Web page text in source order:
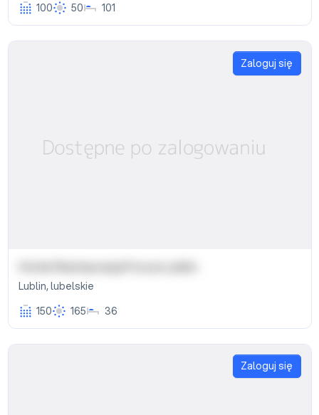
100
50 101
Zaloguj się
Hotel Restauracja Focus Lublin
Lublin,lubelskie
150
165 36
Zaloguj się